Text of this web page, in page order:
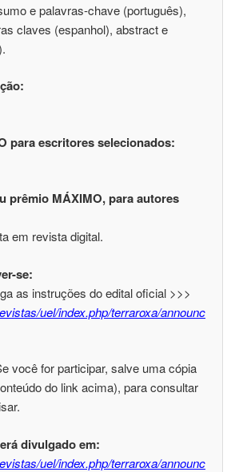
e palavras-chave (português),
claves (espanhol), abstract e
para escritores selecionados:
prêmio MÁXIMO, para autores
em revista digital.
se:
as instruções do edital oficial >>>
uel/index.php/terraroxa/announc
você for participar, salve uma cópia
do link acima), para consultar
divulgado em:
uel/index.php/terraroxa/announc